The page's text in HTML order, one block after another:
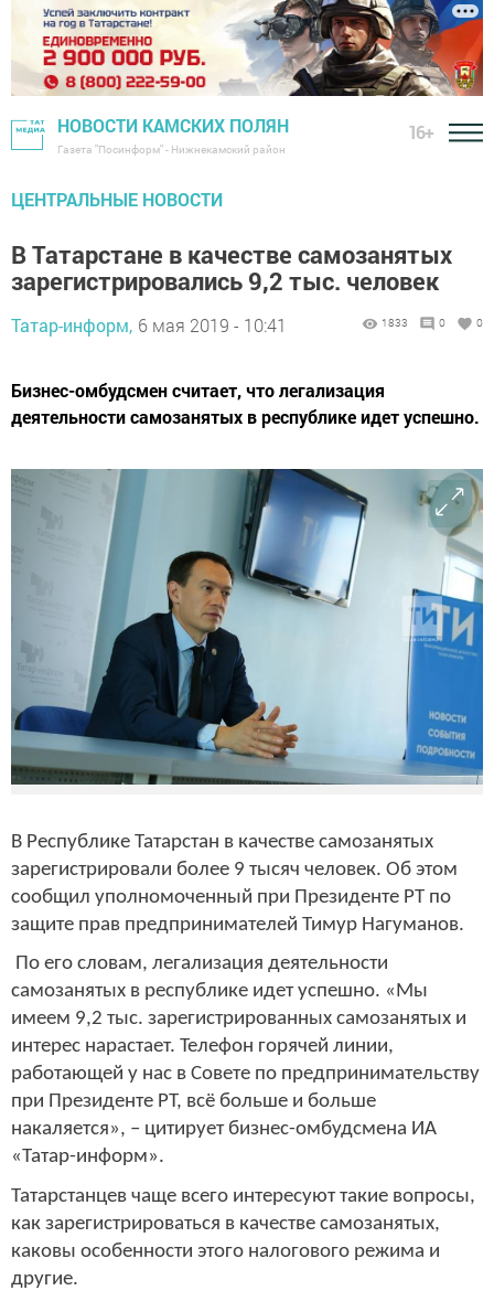
НОВОСТИ КАМСКИХ ПОЛЯН
Газета "Посинформ" - Нижнекамский район
16+
ЦЕНТРАЛЬНЫЕ НОВОСТИ
В Татарстане в качестве самозанятых
зарегистрировались 9,2 тыс. человек
Татар-информ, 6 мая 2019 - 10:41 1833 0 0
Бизнес-омбудсмен считает, что легализация
деятельности самозанятых в республике идет успешно.
В Республике Татарстан в качестве самозанятых
зарегистрировали более 9 тысяч человек. Об этом
сообщил уполномоченный при Президенте РТ по
защите прав предпринимателей Тимур Нагуманов.
По его словам, легализация деятельности
самозанятых в республике идет успешно. «Мы
имеем 9,2 тыс. зарегистрированных самозанятых и
интерес нарастает. Телефон горячей линии,
работающей у нас в Совете по предпринимательству
при Президенте РТ, всё больше и больше
накаляется», – цитирует бизнес-омбудсмена ИА
«Татар-информ».
Татарстанцев чаще всего интересуют такие вопросы,
как зарегистрироваться в качестве самозанятых,
каковы особенности этого налогового режима и
другие.